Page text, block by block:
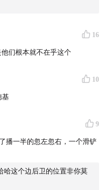
手”专属福利！
一分钱领取1对1保险咨询
16
们根本就不在乎这个
10
基
9
播一半的忽左忽右，一个滑铲
哈这个边后卫的位置非你莫